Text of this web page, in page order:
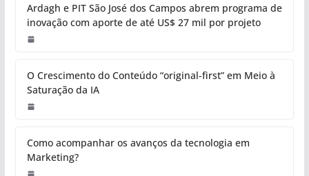
Ardagh e PIT São José dos Campos abrem programa de
inovação com aporte de até US$ 27 mil por projeto
O Crescimento do Conteúdo “original-first” em Meio à
Saturação da IA
Como acompanhar os avanços da tecnologia em
Marketing?